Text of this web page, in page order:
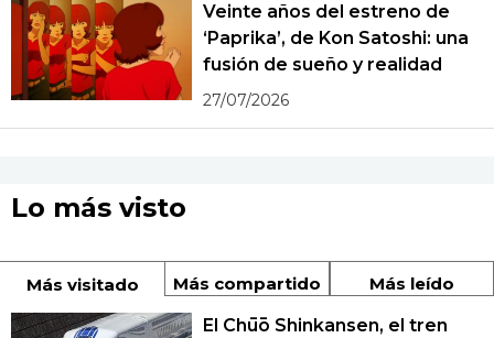
Veinte años del estreno de
‘Paprika’, de Kon Satoshi: una
fusión de sueño y realidad
27/07/2026
Lo más visto
Más visitado Más compartido Más leído
El Chūō Shinkansen, el tren